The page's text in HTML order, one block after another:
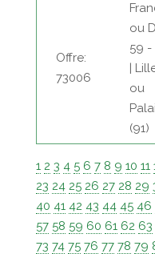
Offre:
73006
ou
59 -
|
ou
(91)
1 2 3 4 5 6 7 8 9 10 11
23 24 25 26 27 28 29
40 41 42 43 44 45 46
57 58 59 60 61 62 63
73 74 75 76 77 78 79